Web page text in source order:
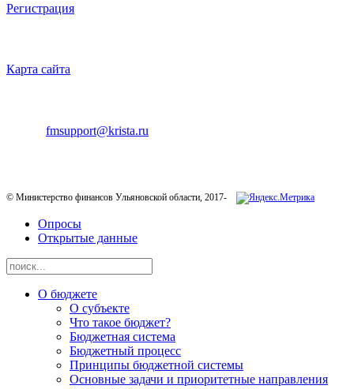
Регистрация
Карта сайта
fmsupport@krista.ru
© Министерство финансов Ульяновской области, 2017-
Опросы
Открытые данные
О бюджете
О субъекте
Что такое бюджет?
Бюджетная система
Бюджетный процесс
Принципы бюджетной системы
Основные задачи и приоритетные направления